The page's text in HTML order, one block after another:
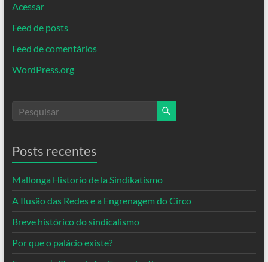
Acessar
Feed de posts
Feed de comentários
WordPress.org
Posts recentes
Mallonga Historio de la Sindikatismo
A Ilusão das Redes e a Engrenagem do Circo
Breve histórico do sindicalismo
Por que o palácio existe?